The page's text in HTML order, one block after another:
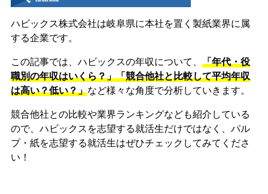
ハビックス株式会社は岐阜県に本社を置く製紙業界に属
する企業です。
この記事では、ハビックスの年収について、 「年代・役
職別の年収はいくら？」「競合他社と比較して平均年収
は高い？低い？」など様々な角度で分析していきます。
競合他社との比較や業界ランキングなども紹介している
ので、ハビックスを志望する就活生だけではなく、パル
プ・紙を志望する就活生はぜひチェックしてみてくださ
い！